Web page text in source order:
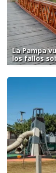
La Pampa
los fallos